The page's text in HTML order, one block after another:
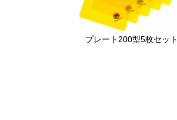
プレート200型5枚セット